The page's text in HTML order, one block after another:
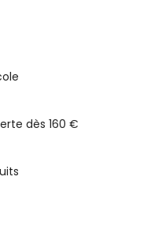
dès 160 €